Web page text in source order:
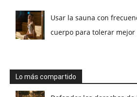
Usar la sauna con
cuerpo para tolerar mejor
Lo más compartido